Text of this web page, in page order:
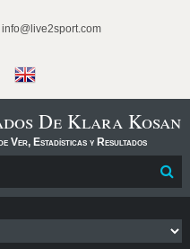
info@live2sport.com
De Klara Kosan
Ver, Estadísticas y Resultados